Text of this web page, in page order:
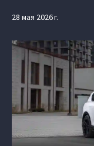
28 мая 2026 г.